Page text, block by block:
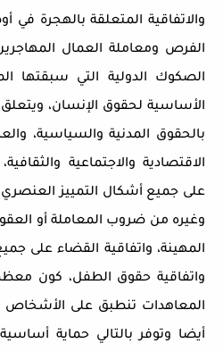
والاتفاقية المتعلقة بالهجرة في
الصكوك الدولية التي سبقتها
الأساسية لحقوق الإنسان، ويتعلق
بالحقوق المدنية والسياسية،
الاقتصادية والاجتماعية
على جميع أشكال التمييز
وغيره من ضروب المعاملة أو
المهينة، واتفاقية القضاء على
واتفاقية حقوق الطفل، كون
المعاهدات تنطبق على الأشخاص
أيضا وتوفر بالتالي حماية